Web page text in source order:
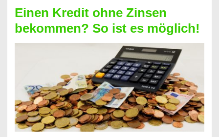
Festvertrag
für
jeden
erfahren
Sie
es
Einen Kredit ohne Zinsen
bekommen? So ist es möglich!